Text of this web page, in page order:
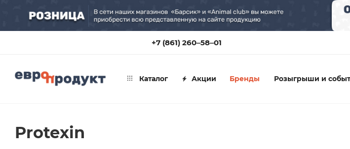
+7 (861) 260‒58‒01
Каталог Акции Бренды Розыгрыши и
Protexin